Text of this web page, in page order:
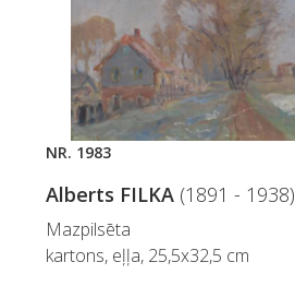
NR. 1983
Alberts FILKA (1891 - 1938)
Mazpilsēta
kartons, eļļa, 25,5x32,5 cm